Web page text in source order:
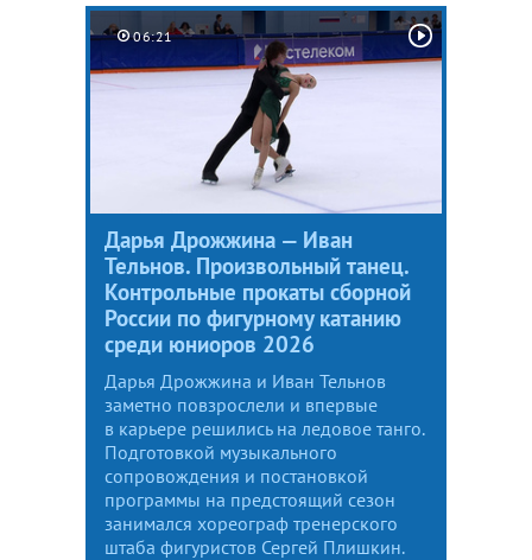
06:21
Дарья Дрожжина — Иван
Тельнов. Произвольный танец.
Контрольные прокаты сборной
России по фигурному катанию
среди юниоров 2026
Дарья Дрожжина и Иван Тельнов
заметно повзрослели и впервые
в карьере решились на ледовое танго.
Подготовкой музыкального
сопровождения и постановкой
программы на предстоящий сезон
занимался хореограф тренерского
штаба фигуристов Сергей Плишкин.